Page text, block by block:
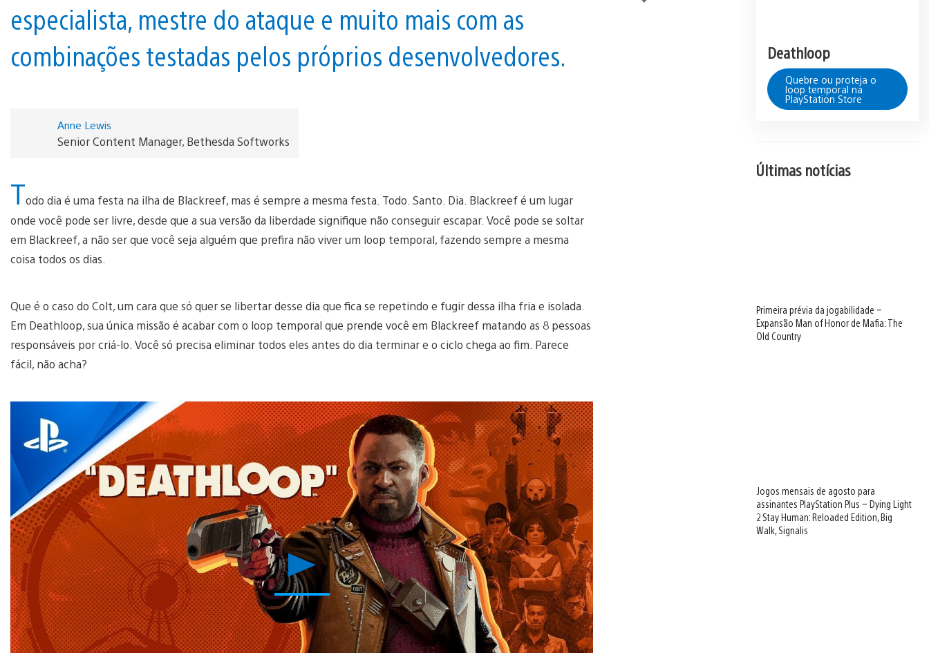
especialista, mestre do ataque e muito mais com as
combinações testadas pelos próprios desenvolvedores.
Anne Lewis
Senior Content Manager, Bethesda Softworks
Todo dia é uma festa na ilha de Blackreef, mas é sempre a mesma festa. Todo. Santo. Dia. Blackreef é um lugar
onde você pode ser livre, desde que a sua versão da liberdade signifique não conseguir escapar. Você pode se soltar
em Blackreef, a não ser que você seja alguém que prefira não viver um loop temporal, fazendo sempre a mesma
coisa todos os dias.
Que é o caso do Colt, um cara que só quer se libertar desse dia que fica se repetindo e fugir dessa ilha fria e isolada.
Em Deathloop, sua única missão é acabar com o loop temporal que prende você em Blackreef matando as 8 pessoas
responsáveis por criá-lo. Você só precisa eliminar todos eles antes do dia terminar e o ciclo chega ao fim. Parece
fácil, não acha?
Reproduzir
Vídeo
Deathloop
Quebre ou proteja o
loop temporal na
PlayStation Store
Últimas notícias
Primeira prévia da jogabilidade –
Expansão Man of Honor de Mafia: The
Old Country
Jogos mensais de agosto para
assinantes PlayStation Plus – Dying Light
2 Stay Human: Reloaded Edition, Big
Walk, Signalis